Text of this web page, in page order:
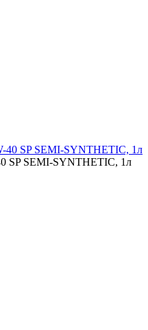
SP SEMI-SYNTHETIC, 1л